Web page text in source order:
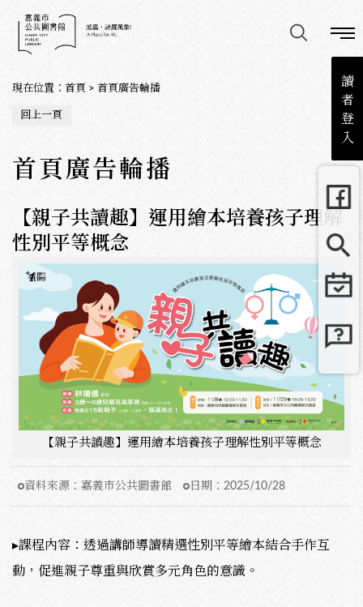
讀
者
登
入
現在位置 ： 首頁 > 首頁廣告輪播
回上一頁
首頁廣告輪播
【親子共讀趣】運用繪本培養孩子理解
性別平等概念
【親子共讀趣】運用繪本培養孩子理解性別平等概念
資料來源： 嘉義市公共圖書館 日期： 2025/10/28
▸課程內容：透過講師導讀精選性別平等繪本結合手作互
動，促進親子尊重與欣賞多元角色的意識。